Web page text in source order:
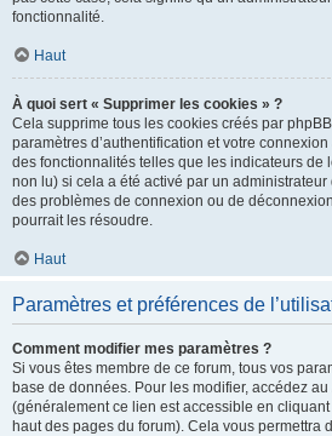
fonctionnalité.
Haut
À quoi sert « Supprimer les cookies » ?
Cela supprime tous les cookies créés par
paramètres d’authentification et votre
des fonctionnalités telles que les indicateurs de
non lu) si cela a été activé par un
des problèmes de connexion ou de
pourrait les résoudre.
Haut
Paramètres et préférences de
Comment modifier mes paramètres ?
Si vous êtes membre de ce forum, tous vos
base de données. Pour les modifier, accédez au
(généralement ce lien est accessible en cliquant
haut des pages du forum). Cela vous permettra